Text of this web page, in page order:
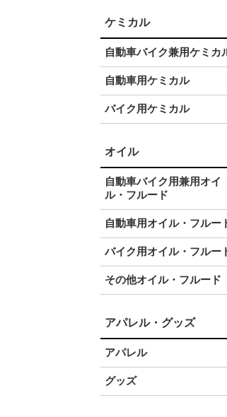
ケミカル
自動車バイク兼用ケミカ
自動車用ケミカル
バイク用ケミカル
オイル
自動車バイク用兼用オイ
ル・フルード
自動車用オイル・フルー
バイク用オイル・フルー
その他オイル・フルード
アパレル・グッズ
アパレル
グッズ